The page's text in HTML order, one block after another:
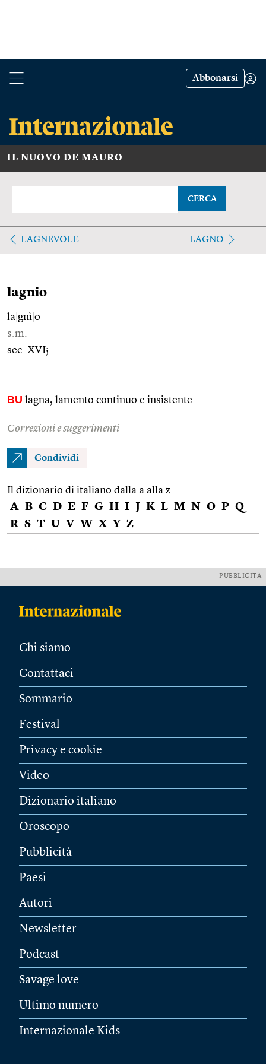
Abbonarsi
IL NUOVO DE MAURO
CERCA
LAGNEVOLE LAGNO
lagnio
la gnì o
s.m.
sec. XVI;
BU lagna, lamento continuo e insistente
Correzioni e suggerimenti
Condividi
Il dizionario di italiano dalla a alla z
A B C D E F G H I J K L M N O P Q
R S T U V W X Y Z
PUBBLICITÀ
Chi siamo
Contattaci
Sommario
Festival
Privacy e cookie
Video
Dizionario italiano
Oroscopo
Pubblicità
Paesi
Autori
Newsletter
Podcast
Savage love
Ultimo numero
Internazionale Kids